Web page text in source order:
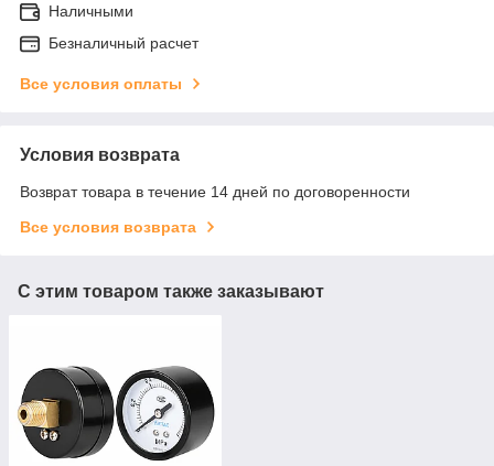
Наличными
Безналичный расчет
Все условия оплаты
Условия возврата
Возврат товара в течение 14 дней по договоренности
Все условия возврата
С этим товаром также заказывают